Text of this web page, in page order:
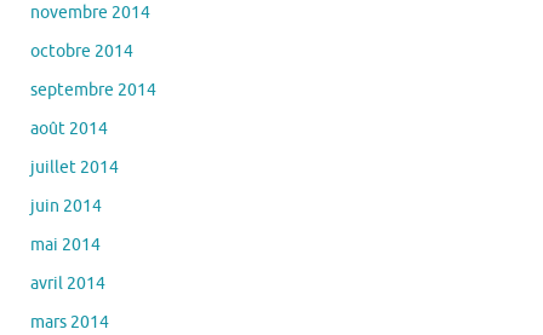
novembre 2014
octobre 2014
septembre 2014
août 2014
juillet 2014
juin 2014
mai 2014
avril 2014
mars 2014